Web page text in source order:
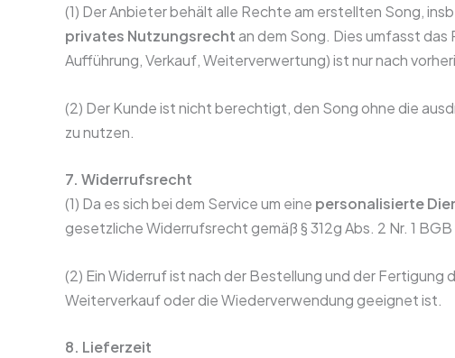
(1) Der Anbieter behält alle Rechte am erstellten Song,
privates Nutzungsrechtan dem Song. Dies umfasst das
Aufführung, Verkauf, Weiterverwertung) ist nur nach
(2) Der Kunde ist nicht berechtigt, den Song ohne die
zu nutzen.
7. Widerrufsrecht
(1) Da es sich bei dem Service um eine personalisierte
gesetzliche Widerrufsrecht gemäß § 312g Abs. 2 Nr. 1 BGB
(2) Ein Widerruf ist nach der Bestellung und der
Weiterverkauf oder die Wiederverwendung geeignet ist.
8. Lieferzeit